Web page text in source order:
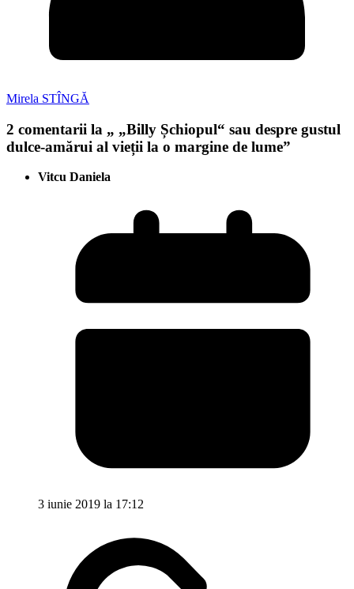
Mirela STÎNGĂ
2 comentarii la „ „Billy Șchiopul“ sau despre gustul
dulce-amărui al vieții la o margine de lume”
Vitcu Daniela
3 iunie 2019 la 17:12